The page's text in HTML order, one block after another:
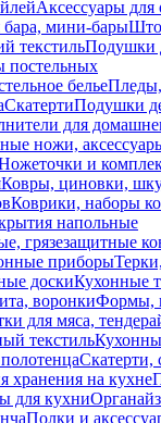
Аксессуары для
мини-бары
текстильПодушки
постельных
бельеПледы,
СкатертиПодушки
для
ножи,
и
Ковры, циновки,
Коврики, наборы
напольные
грязезащитные
приборыТерки,
доскиКухонные
воронкиФормы,
для мяса,
текстиль
Скатерти,
хранения на кухне
для кухни
Полки и